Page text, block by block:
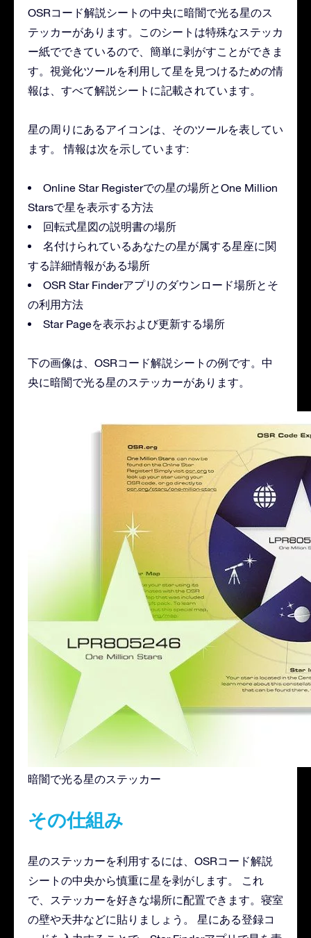
OSRコード解説シートの中央に暗闇で光る星のス
テッカーがあります。このシートは特殊なステッカ
ー紙でできているので、簡単に剥がすことができま
す。視覚化ツールを利用して星を見つけるための情
報は、すべて解説シートに記載されています。
星の周りにあるアイコンは、そのツールを表してい
ます。 情報は次を示しています:
Online Star Registerでの星の場所とOne Million
Starsで星を表示する方法
回転式星図の説明書の場所
名付けられているあなたの星が属する星座に関
する詳細情報がある場所
OSR Star Finderアプリのダウンロード場所とそ
の利用方法
Star Pageを表示および更新する場所
下の画像は、OSRコード解説シートの例です。中
央に暗闇で光る星のステッカーがあります。
暗闇で光る星のステッカー
その仕組み
星のステッカーを利用するには、OSRコード解説
シートの中央から慎重に星を剥がします。 これ
で、ステッカーを好きな場所に配置できます。寝室
の壁や天井などに貼りましょう。 星にある登録コ